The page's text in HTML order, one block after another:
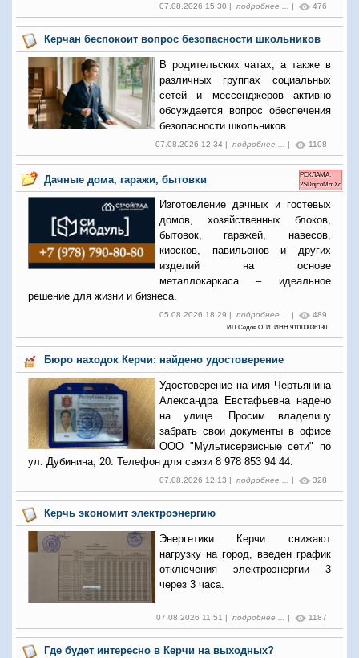
07.08.2026 15:30 | подробнее ... | 476
Керчан беспокоит вопрос безопасности школьников
В родительских чатах, а также в
различных группах социальных
сетей и мессенджеров активно
обсуждается вопрос обеспечения
безопасности школьников.
07.08.2026 12:34 | подробнее ... | 1108
Дачные дома, гаражи, бытовки
РЕКЛАМА:
2SDnjcoMmXq
Изготовление дачных и гостевых
домов, хозяйственных блоков,
бытовок, гаражей, навесов,
киосков, павильонов и других
изделий на основе
металлокаркаса – идеальное
решение для жизни и бизнеса.
05.08.2026 18:29 | подробнее ... | 489
ИП Седов О. И. ИНН 911100036130
Бюро находок Керчи: найдено удостоверение
Удостоверение на имя Чертьянина
Александра Евстафьевна надено
на улице. Просим владелицу
забрать свои документы в офисе
ООО "Мультисервисные сети" по
ул. Дубинина, 20. Телефон для связи 8 978 853 94 44.
07.08.2026 12:13 | подробнее ... | 328
Керчь экономит электроэнергию
Энергетики Керчи снижают
нагрузку на город, введен график
отключения электроэнергии 3
через 3 часа.
07.08.2026 11:51 | подробнее ... | 1187
Где будет интересно в Керчи на выходных?